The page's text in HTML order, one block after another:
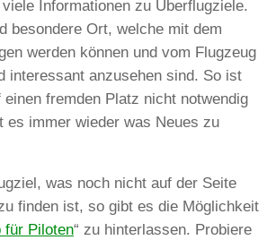
Informationen zu Überflugziele.
besondere Ort, welche mit dem
werden können und vom Flugzeug
interessant anzusehen sind. So ist
einen fremden Platz nicht notwendig
es immer wieder was Neues zu
was noch nicht auf der Seite
finden ist, so gibt es die Möglichkeit
für Piloten“ zu hinterlassen. Probiere